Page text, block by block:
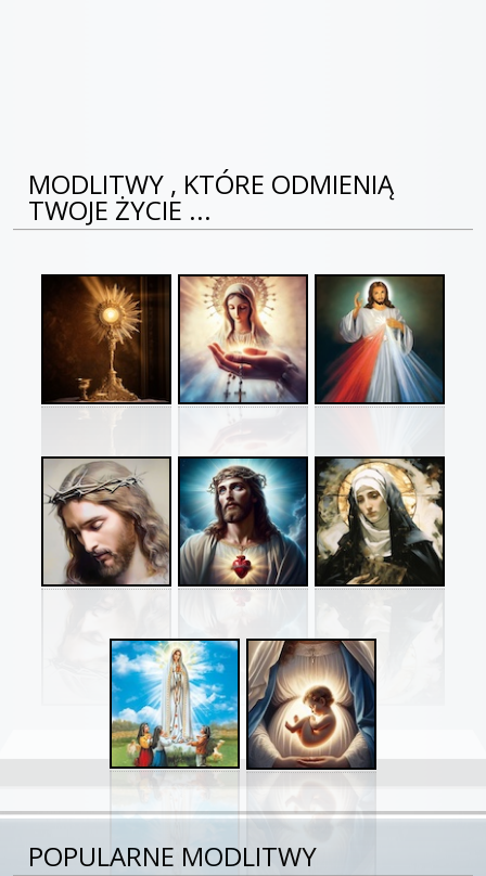
MODLITWY , KTÓRE ODMIENIĄ
TWOJE ŻYCIE ...
POPULARNE MODLITWY